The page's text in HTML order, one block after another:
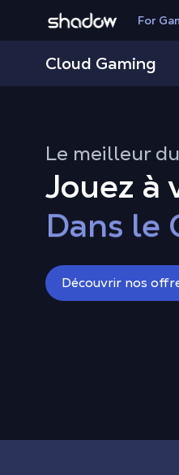
Shadow.tech For
Cloud Gaming
Le meilleur
Jouez à
Sur tous
En 4K
Dans le
Même
Découvrir nos